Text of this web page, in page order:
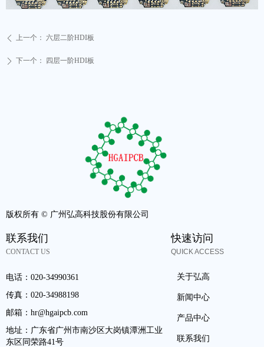
ꄴ 上一个： 六层二阶HDI板
ꄲ 下一个： 四层一阶HDI板
电话： 020-34990361
传真： 020-34988198
邮箱： hr@hgaipcb.com
地址： 广东省广州市南沙区大岗镇潭洲工业
东区同荣路41号
联系我们
CONTACT US
关于弘高
新闻中心
产品中心
联系我们
快速访问
QUICK ACCESS
版权所有 © 广州弘高科技股份有限公司